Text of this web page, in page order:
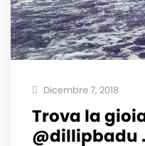
Dicembre 7, 2018
Trova la
@dillipbadu